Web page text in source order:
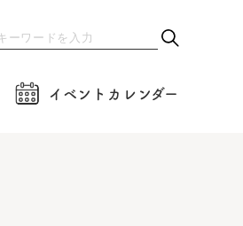
イベントカレンダー